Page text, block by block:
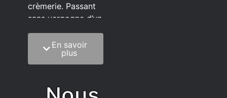
crèmerie. Passant
sans vergogne d’un
C’est quoi notre
méthode?
sagesse de la
En savoir
plus